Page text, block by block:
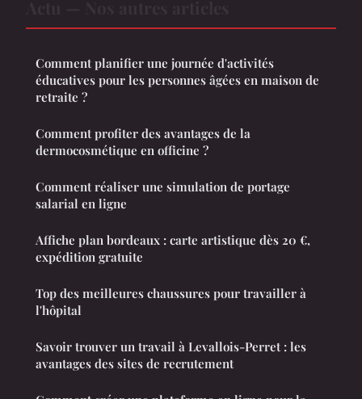
Comment planifier une journée d'activités
éducatives pour les personnes âgées en maison de
retraite ?
Comment profiter des avantages de la
dermocosmétique en officine ?
Comment réaliser une simulation de portage
salarial en ligne
Affiche plan bordeaux : carte artistique dès 20 €,
expédition gratuite
Top des meilleures chaussures pour travailler à
l'hôpital
Savoir trouver un travail à Levallois-Perret : les
avantages des sites de recrutement